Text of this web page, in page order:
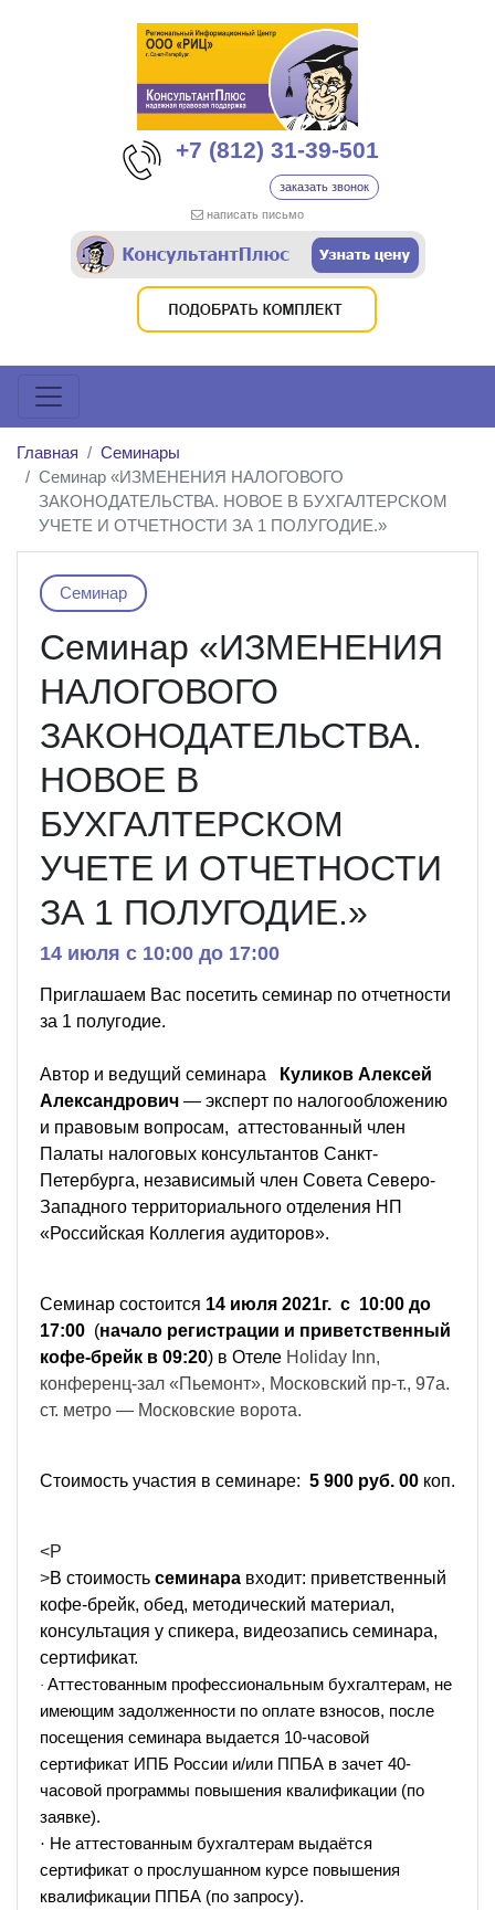
+7 (812) 31-39-501
заказать звонок
написать письмо
Главная
Семинары
Семинар «ИЗМЕНЕНИЯ НАЛОГОВОГО
ЗАКОНОДАТЕЛЬСТВА. НОВОЕ В БУХГАЛТЕРСКОМ
УЧЕТЕ И ОТЧЕТНОСТИ ЗА 1 ПОЛУГОДИЕ.»
Семинар
Семинар «ИЗМЕНЕНИЯ
НАЛОГОВОГО
ЗАКОНОДАТЕЛЬСТВА.
НОВОЕ В
БУХГАЛТЕРСКОМ
УЧЕТЕ И ОТЧЕТНОСТИ
ЗА 1 ПОЛУГОДИЕ.»
14 июля c 10:00 до 17:00
Приглашаем Вас посетить семинар по отчетности
за 1 полугодие.
Автор и ведущий семинара
Куликов Алексей
Александрович — эксперт по налогообложению
и правовым вопросам, аттестованный член
Палаты налоговых консультантов Санкт-
Петербурга, независимый член Совета Северо-
Западного территориального отделения НП
«Российская Коллегия аудиторов».
Семинар состоится 14 июля 2021г. с 10:00 до
17:00 (начало регистрации и приветственный
кофе-брейк в 09:20) в Отеле Holiday Inn,
конференц-зал «Пьемонт», Московский пр-т., 97а.
ст. метро — Московские ворота.
Стоимость участия в семинаре: 5 900 руб. 00 коп.
<P
>В стоимость семинара входит: приветственный
кофе-брейк, обед, методический материал,
консультация у спикера, видеозапись семинара,
сертификат.
· Аттестованным профессиональным бухгалтерам, не
имеющим задолженности по оплате взносов, после
посещения семинара выдается 10-часовой
сертификат ИПБ России и/или ППБА в зачет 40-
часовой программы повышения квалификации (по
заявке).
· Не аттестованным бухгалтерам выдаётся
сертификат о прослушанном курсе повышения
квалификации ППБА (по запросу).